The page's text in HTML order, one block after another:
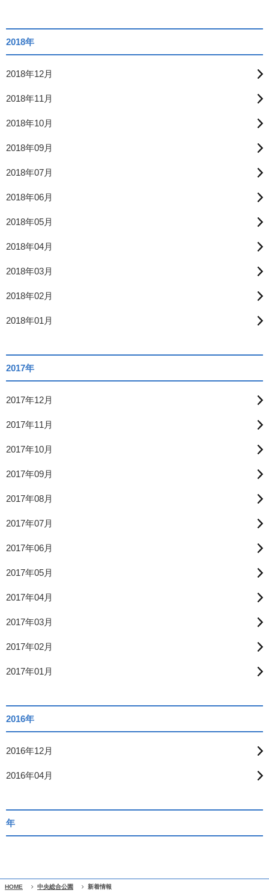
2018年
2018年12月
2018年11月
2018年10月
2018年09月
2018年07月
2018年06月
2018年05月
2018年04月
2018年03月
2018年02月
2018年01月
2017年
2017年12月
2017年11月
2017年10月
2017年09月
2017年08月
2017年07月
2017年06月
2017年05月
2017年04月
2017年03月
2017年02月
2017年01月
2016年
2016年12月
2016年04月
年
HOME 中央総合公園 新着情報